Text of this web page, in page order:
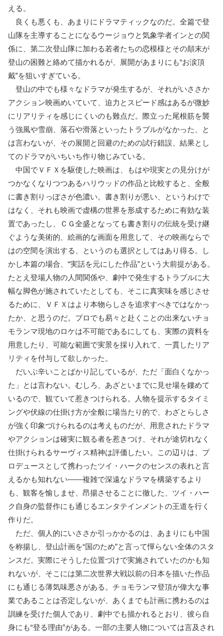
える。
良くも悪くも、あまりにドラマティックなのだ。全篇で登
山隊を主導することになるウージョウと気象学者インとの関
係に、第二次登山隊に加わる若者たちの恋模様とその顛末が
登山の困難と絡めて描かれるが、展開があまりにも“お涙頂
戴”を狙いすぎている。
登山の中でも様々なドラマが発生するが、それがいささか
アクション映画めいていて、迫力とスピード感はあるが微妙
にリアリティを感じにくいのも難点だ。際立った尾根筋を襲
う強風や雪崩、落石や滑落といったトラブルがなかった、と
は言わないが、その展開と回避のための試行錯誤、結果とし
てのドラマがいちいち作り物じみている。
中国でＶＦＸを駆使した映画は、もはや現実との見分けが
つかなくなりつつあるハリウッドの作品と比較すると、全般
に書き割りっぽさが色濃い。書き割りが悪い、というわけで
はなく、それも映画で虚構の世界を形成するために有効な装
置であったし、ＣＧ全盛となっても書き割りの伝統を受け継
ぐような美術的、絵画的な画面を用意して、その映画ならで
はの空間を演出する、というのも選択としてはあり得る。し
かし本篇の場合、“実話を元にした作品”という大前提がある。
たとえ登場人物の人間関係や、劇中で発生するトラブルに大
幅な脚色が施されていたとしても、そこに真実味を感じさせ
るために、ＶＦＸはより本物らしさを追求すべきではなかっ
たか、と思うのだ。プロでも易々と赴くことの出来ないチョ
モランマ現地のロケは不可能であるにしても、実際の資料を
用意したり、可能な範囲で実景を採り入れて、一貫したリア
リティを付与して欲しかった。
だいぶ辛いことばかり記しているが、ただ「面白くなかっ
た」とは言わない。むしろ、あざといまでに見せ場を鏤めて
いるので、観ていて惹きつけられる。人物を提示するタイミ
ングや伏線の仕掛け方が全般に場当たり的で、わざとらしさ
が強く印象づけられるのは考えものだが、用意されたドラマ
やアクションは確実に観る者を惹きつけ、それが途切れなく
仕掛けられるサーヴィス精神は評価したい。この辺りは、プ
ロデュースとして携わったツイ・ハークのセンスの表れと言
えるかも知れない――複雑で深遠なドラマを構築するより
も、観客を愉しませ、昂揚させることに徹した、ツイ・ハー
ク自身の監督作にも通じるエンタテインメントの王道を行く
作りだ。
ただ、個人的にいささか引っかかるのは、あまりにも中国
を称揚し、登山計画を“国のため”と言って憚らない全体のスタ
ンスだ。実際にそうした位置づけで実施されていたのかも知
れないが、そこには第二次世界大戦以前の日本を描いた作品
にも通じる薄気味悪さがある。チョモランマ登頂が偉大な事
業であることは否定しないが、あくまでも計画に携わるのは
訓練を受けた個人であり、劇中でも描かれるとおり、彼ら自
身にも“登る理由”がある。一部の主要人物については言及され